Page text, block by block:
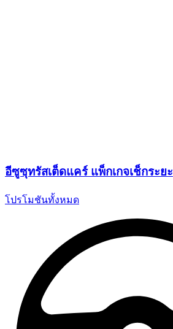
อีซูซุทรัสเต็ดแคร์ แพ็กเกจเช็กระยะ
โปรโมชันทั้งหมด